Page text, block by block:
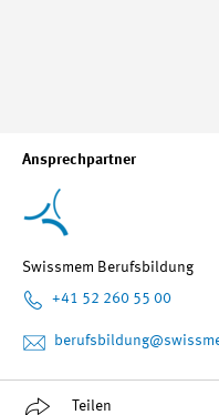
Ansprechpartner
Swissmem Berufsbildung
+41 52 260 55 00
berufsbildung
Teilen